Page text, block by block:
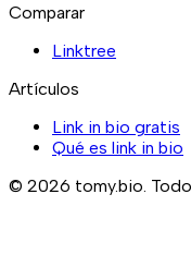
Comparar
Linktree
Artículos
Link in bio gratis
Qué es link in bio
© 2026 tomy.bio.